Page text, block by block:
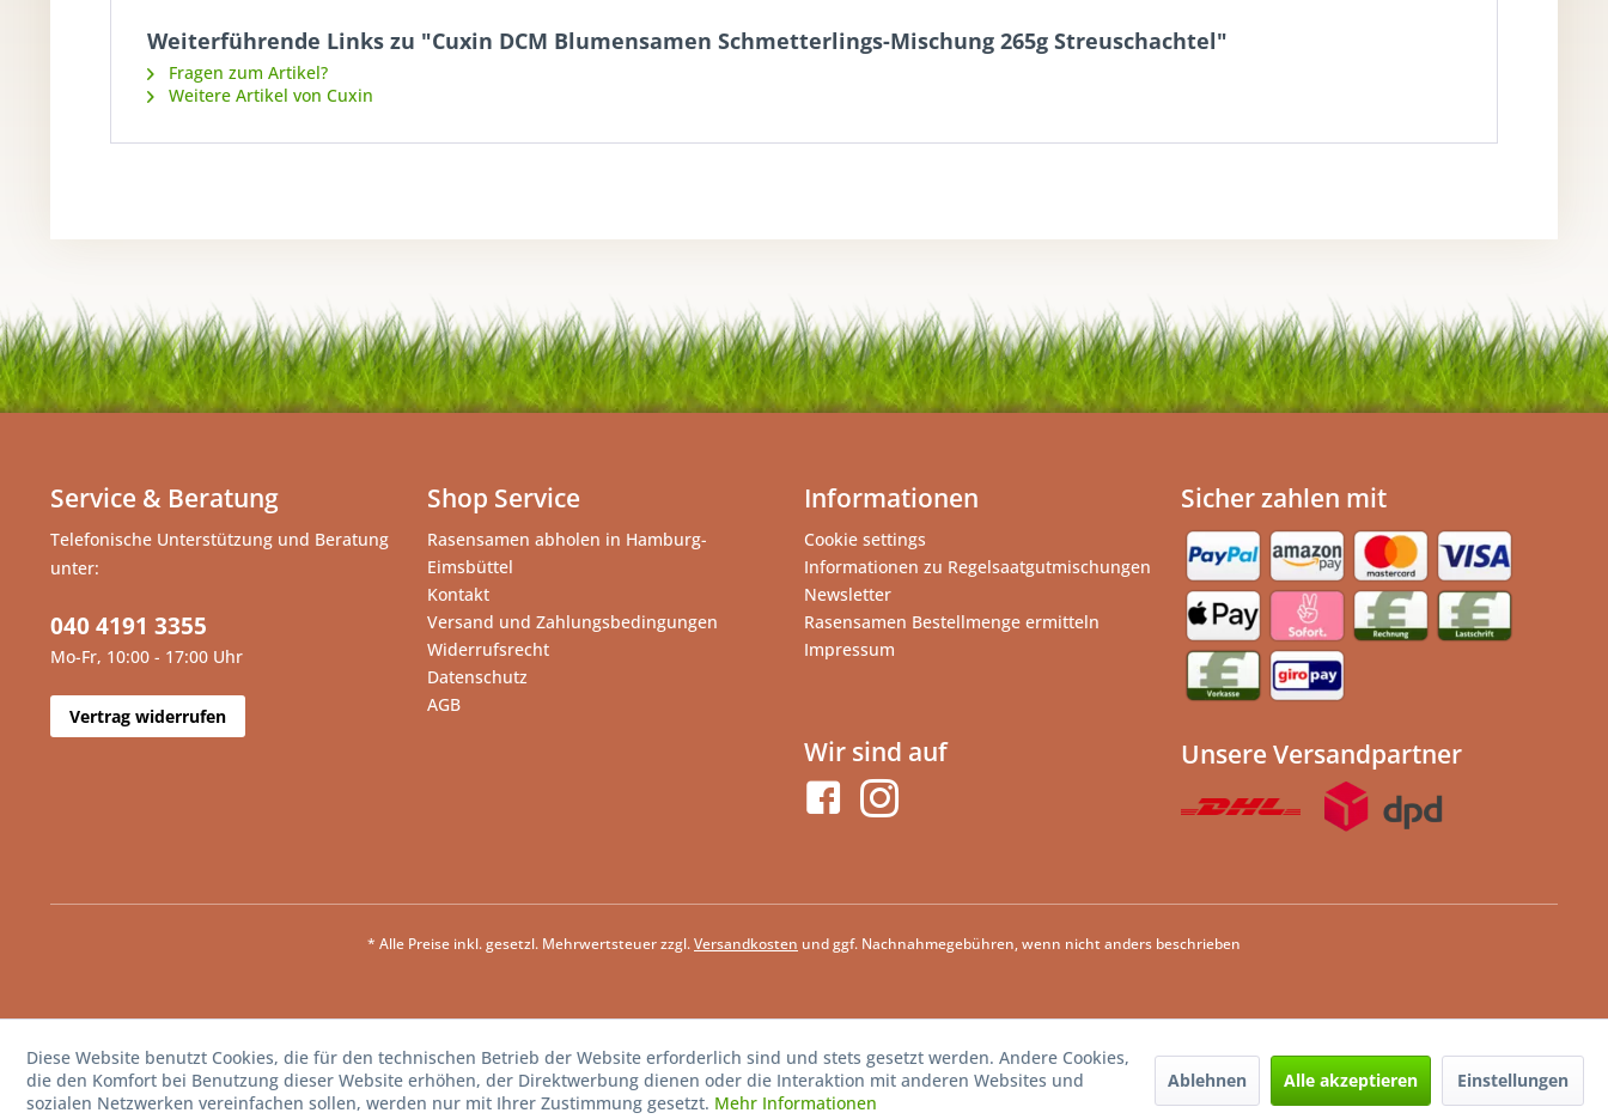
Weiterführende Links zu "Cuxin DCM Blumensamen Schmetterlings-Mischung 265g Streuschachtel"
Fragen zum Artikel?
Weitere Artikel von Cuxin
Service & Beratung
Telefonische Unterstützung und Beratung
unter:
040 4191 3355
Mo-Fr, 10:00 - 17:00 Uhr
Vertrag widerrufen
Shop Service
Rasensamen abholen in Hamburg-
Eimsbüttel
Kontakt
Versand und Zahlungsbedingungen
Widerrufsrecht
Datenschutz
AGB
Informationen
Cookie settings
Informationen zu Regelsaatgutmischungen
Newsletter
Rasensamen Bestellmenge ermitteln
Impressum
Wir sind auf
Sicher zahlen mit
Unsere Versandpartner
* Alle Preise inkl. gesetzl. Mehrwertsteuer zzgl.Versandkosten und ggf. Nachnahmegebühren, wenn nicht anders beschrieben
Diese Website benutzt Cookies, die für den technischen Betrieb der Website erforderlich sind und stets gesetzt werden. Andere Cookies,
die den Komfort bei Benutzung dieser Website erhöhen, der Direktwerbung dienen oder die Interaktion mit anderen Websites und
sozialen Netzwerken vereinfachen sollen, werden nur mit Ihrer Zustimmung gesetzt. Mehr Informationen
Ablehnen Alle akzeptieren Einstellungen